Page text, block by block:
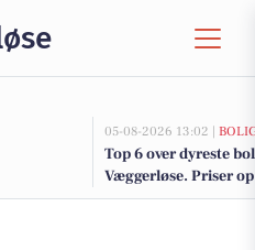
05-08-2026 13:02 |
Top 6 over dyreste
Væggerløse. Priser